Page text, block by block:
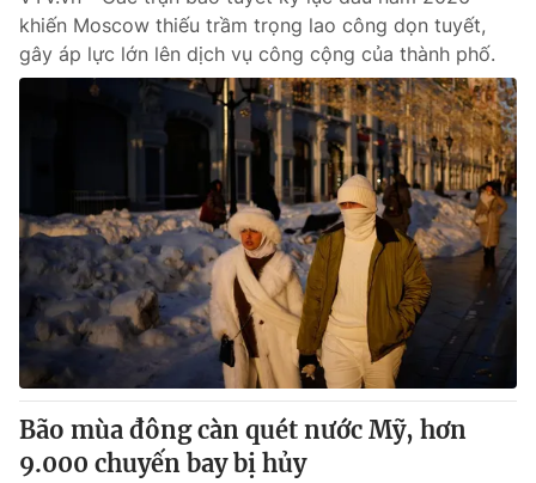
khiến Moscow thiếu trầm trọng lao công dọn tuyết,
gây áp lực lớn lên dịch vụ công cộng của thành phố.
Bão mùa đông càn quét nước Mỹ, hơn
9.000 chuyến bay bị hủy